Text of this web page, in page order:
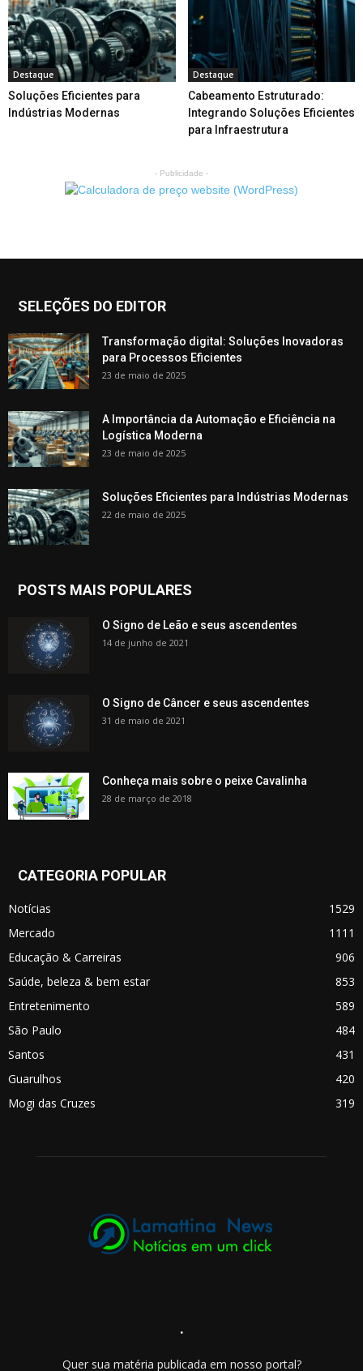
Destaque
Soluções Eficientes para
Indústrias Modernas
Destaque
Cabeamento Estruturado:
Integrando Soluções Eficientes
para Infraestrutura
- Publicidade -
SELEÇÕES DO EDITOR
Transformação digital: Soluções Inovadoras
para Processos Eficientes
23 de maio de 2025
A Importância da Automação e Eficiência na
Logística Moderna
23 de maio de 2025
Soluções Eficientes para Indústrias Modernas
22 de maio de 2025
POSTS MAIS POPULARES
O Signo de Leão e seus ascendentes
14 de junho de 2021
O Signo de Câncer e seus ascendentes
31 de maio de 2021
Conheça mais sobre o peixe Cavalinha
28 de março de 2018
CATEGORIA POPULAR
Notícias
1529
Mercado
1111
Educação & Carreiras
906
Saúde, beleza & bem estar
853
Entretenimento
589
São Paulo
484
Santos
431
Guarulhos
420
Mogi das Cruzes
319
.
Quer sua matéria publicada em nosso portal?